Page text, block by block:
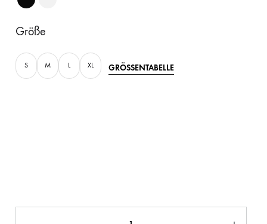
Größe
S M L XL GRÖSSENTABELLE